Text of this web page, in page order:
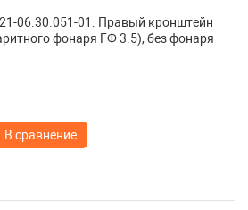
06.30.051-01. Правый кронштейн
фонаря ГФ 3.5), без фонаря
В сравнение